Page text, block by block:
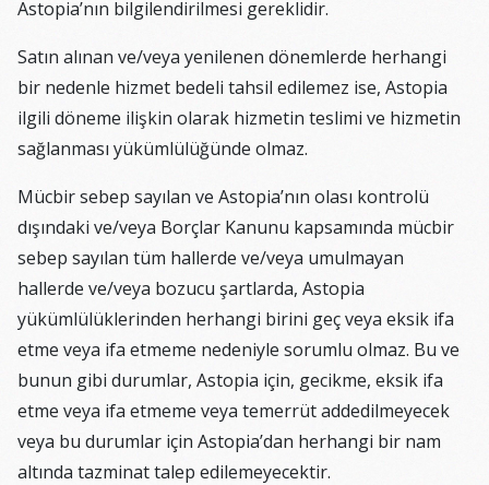
Astopia’nın bilgilendirilmesi gereklidir.
Satın alınan ve/veya yenilenen dönemlerde herhangi
bir nedenle hizmet bedeli tahsil edilemez ise, Astopia
ilgili döneme ilişkin olarak hizmetin teslimi ve hizmetin
sağlanması yükümlülüğünde olmaz.
Mücbir sebep sayılan ve Astopia’nın olası kontrolü
dışındaki ve/veya Borçlar Kanunu kapsamında mücbir
sebep sayılan tüm hallerde ve/veya umulmayan
hallerde ve/veya bozucu şartlarda, Astopia
yükümlülüklerinden herhangi birini geç veya eksik ifa
etme veya ifa etmeme nedeniyle sorumlu olmaz. Bu ve
bunun gibi durumlar, Astopia için, gecikme, eksik ifa
etme veya ifa etmeme veya temerrüt addedilmeyecek
veya bu durumlar için Astopia’dan herhangi bir nam
altında tazminat talep edilemeyecektir.